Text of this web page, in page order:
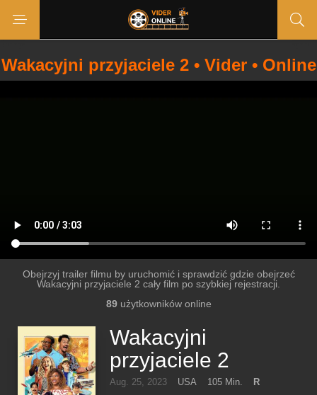
Wakacyjni przyjaciele 2 • Vider • Online
Obejrzyj trailer filmu by uruchomić i sprawdzić gdzie obejrzeć
Wakacyjni przyjaciele 2 cały film po szybkiej rejestracji.
89użytkowników online
Wakacyjni
przyjaciele 2
Aug. 25, 2023 USA 105 Min.
R